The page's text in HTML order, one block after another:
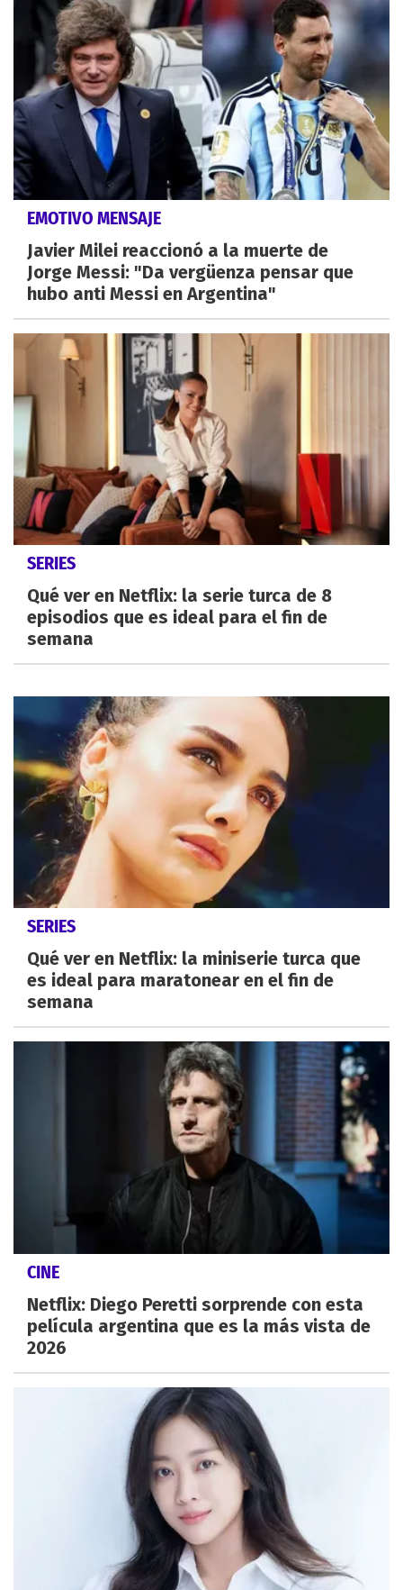
EMOTIVO MENSAJE
Javier Milei reaccionó a la muerte de
Jorge Messi: "Da vergüenza pensar que
hubo anti Messi en Argentina"
SERIES
Qué ver en Netflix: la serie turca de 8
episodios que es ideal para el fin de
semana
SERIES
Qué ver en Netflix: la miniserie turca que
es ideal para maratonear en el fin de
semana
CINE
Netflix: Diego Peretti sorprende con esta
película argentina que es la más vista de
2026